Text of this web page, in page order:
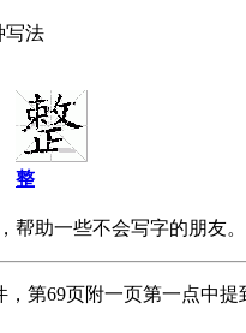
写法
整
帮助一些不会写字的朋友
第69页附一页第一点中